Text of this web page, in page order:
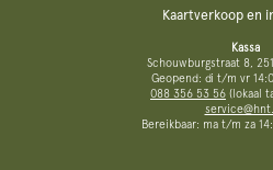
Kaartverkoop en
Kassa
Schouwburgstraat 8,
Geopend: di t/m vr
088 356 53 56 (lokaal
Bereikbaar: ma t/m za